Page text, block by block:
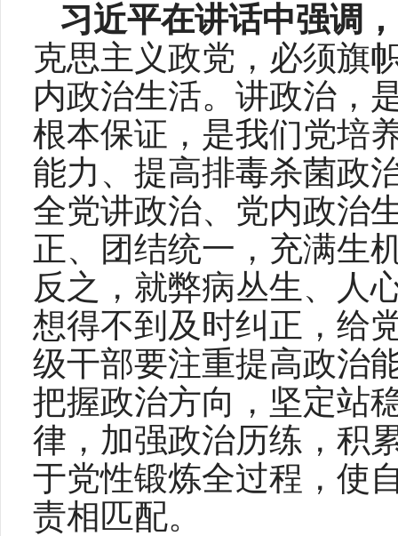
习近平在讲话中强调，
克思主义政党，必须旗
内政治生活。讲政治，
根本保证，是我们党培
能力、提高排毒杀菌政
全党讲政治、党内政治
正、团结统一，充满生
反之，就弊病丛生、人
想得不到及时纠正，给
级干部要注重提高政治
把握政治方向，坚定站
律，加强政治历练，积
于党性锻炼全过程，使
责相匹配。